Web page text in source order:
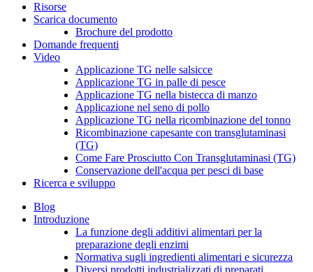
Risorse
Scarica documento
Brochure del prodotto
Domande frequenti
Video
Applicazione TG nelle salsicce
Applicazione TG in palle di pesce
Applicazione TG nella bistecca di manzo
Applicazione nel seno di pollo
Applicazione TG nella ricombinazione del tonno
Ricombinazione capesante con transglutaminasi
(TG)
Come Fare Prosciutto Con Transglutaminasi (TG)
Conservazione dell'acqua per pesci di base
Ricerca e sviluppo
Blog
Introduzione
La funzione degli additivi alimentari per la
preparazione degli enzimi
Normativa sugli ingredienti alimentari e sicurezza